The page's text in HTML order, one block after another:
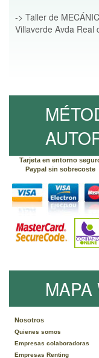
-> Taller de
Villaverde Avda Real
Tarjeta en entorno
Paypal sin sobrecoste
MAPA
Nosotros
Quienes somos
Empresas colaboradoras
Empresas Renting